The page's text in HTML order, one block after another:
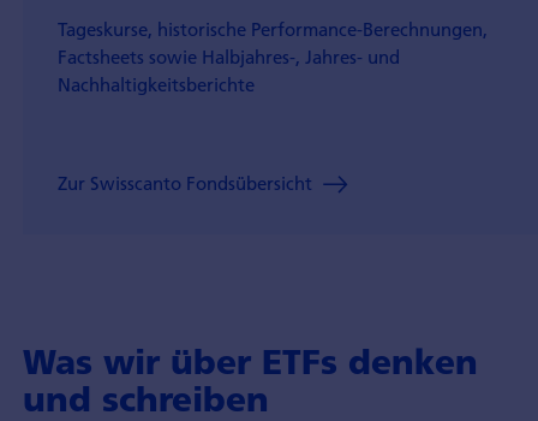
Tageskurse, historische Performance-Berechnungen,
Factsheets sowie Halbjahres-, Jahres- und
Nachhaltigkeitsberichte
Zur Swisscanto Fondsübersicht
Was wir über ETFs denken
und schreiben